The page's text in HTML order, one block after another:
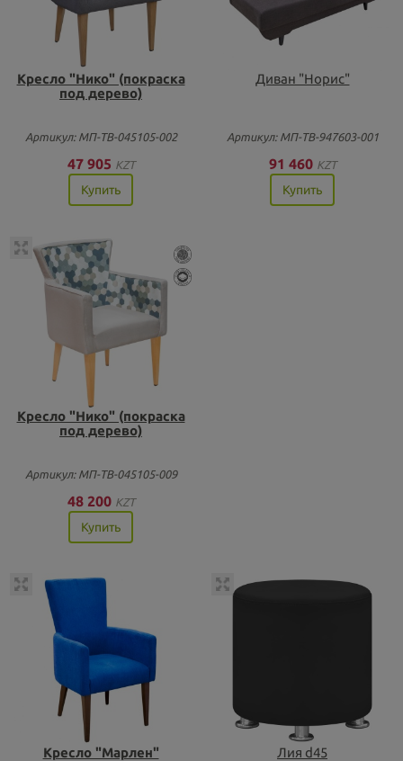
Кресло "Нико" (покраска
под дерево)
Артикул: МП-ТВ-045105-002
47 905 KZT
Купить
Диван "Норис"
Артикул: МП-ТВ-947603-001
91 460 KZT
Купить
Кресло "Нико" (покраска
под дерево)
Артикул: МП-ТВ-045105-009
48 200 KZT
Купить
Кресло "Марлен" Лия d45